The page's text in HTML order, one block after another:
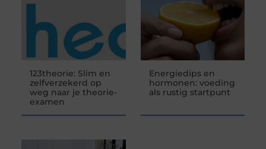
123theorie: Slim en
zelfverzekerd op
weg naar je theorie-
examen
Energiedips en
hormonen: voeding
als rustig startpunt